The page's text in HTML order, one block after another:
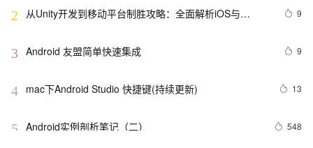
2
从Unity开发到移动平台制胜攻略：全面解析iOS与
打造爆款手游不是梦——性能优化、广告集成与内购设置
9
3 Android 友盟简单快速集成 9
4 mac下Android Studio 快捷键(持续更新) 13
5 Android实例剖析笔记（二） 548